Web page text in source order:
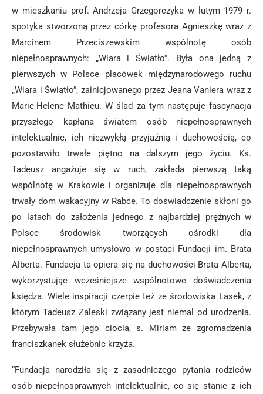
w mieszkaniu prof. Andrzeja Grzegorczyka w lutym 1979 r.
spotyka stworzoną przez córkę profesora Agnieszkę wraz z
Marcinem Przeciszewskim wspólnotę osób
niepełnosprawnych: „Wiara i Światło”. Była ona jedną z
pierwszych w Polsce placówek międzynarodowego ruchu
„Wiara i Światło”, zainicjowanego przez Jeana Vaniera wraz z
Marie-Helene Mathieu. W ślad za tym następuje fascynacja
przyszłego kapłana światem osób niepełnosprawnych
intelektualnie, ich niezwykłą przyjaźnią i duchowością, co
pozostawiło trwałe piętno na dalszym jego życiu. Ks.
Tadeusz angażuje się w ruch, zakłada pierwszą taką
wspólnotę w Krakowie i organizuje dla niepełnosprawnych
trwały dom wakacyjny w Rabce. To doświadczenie skłoni go
po latach do założenia jednego z najbardziej prężnych w
Polsce środowisk tworzących ośrodki dla
niepełnosprawnych umysłowo w postaci Fundacji im. Brata
Alberta. Fundacja ta opiera się na duchowości Brata Alberta,
wykorzystując wcześniejsze wspólnotowe doświadczenia
księdza. Wiele inspiracji czerpie też ze środowiska Lasek, z
którym Tadeusz Zaleski związany jest niemal od urodzenia.
Przebywała tam jego ciocia, s. Miriam ze zgromadzenia
franciszkanek służebnic krzyża.
“Fundacja narodziła się z zasadniczego pytania rodziców
osób niepełnosprawnych intelektualnie, co się stanie z ich